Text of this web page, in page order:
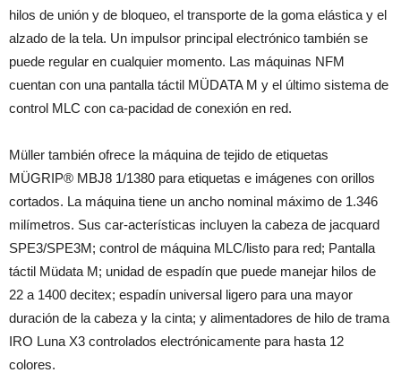
hilos de unión y de bloqueo, el transporte de la goma elástica y el
alzado de la tela. Un impulsor principal electrónico también se
puede regular en cualquier momento. Las máquinas NFM
cuentan con una pantalla táctil MÜDATA M y el último sistema de
control MLC con ca-pacidad de conexión en red.
Müller también ofrece la máquina de tejido de etiquetas
MÜGRIP® MBJ8 1/1380 para etiquetas e imágenes con orillos
cortados. La máquina tiene un ancho nominal máximo de 1.346
milímetros. Sus car-acterísticas incluyen la cabeza de jacquard
SPE3/SPE3M; control de máquina MLC/listo para red; Pantalla
táctil Müdata M; unidad de espadín que puede manejar hilos de
22 a 1400 decitex; espadín universal ligero para una mayor
duración de la cabeza y la cinta; y alimentadores de hilo de trama
IRO Luna X3 controlados electrónicamente para hasta 12
colores.